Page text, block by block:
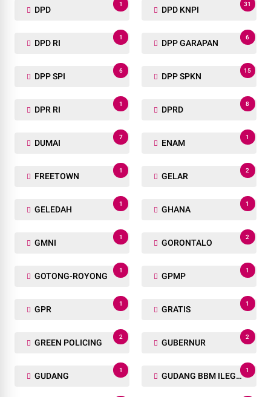
DPD
1
DPD KNPI
31
DPD RI
1
DPP GARAPAN
6
DPP SPI
6
DPP SPKN
15
DPR RI
1
DPRD
8
DUMAI
7
ENAM
1
FREETOWN
1
GELAR
2
GELEDAH
1
GHANA
1
GMNI
1
GORONTALO
2
GOTONG-ROYONG
1
GPMP
1
GPR
1
GRATIS
1
GREEN POLICING
2
GUBERNUR
2
GUDANG
1
GUDANG BBM ILEGAL
1